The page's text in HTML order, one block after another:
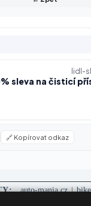
lidl-
sleva na čisticí
🔗 Kopírovat odkaz
auto-mania.cz |